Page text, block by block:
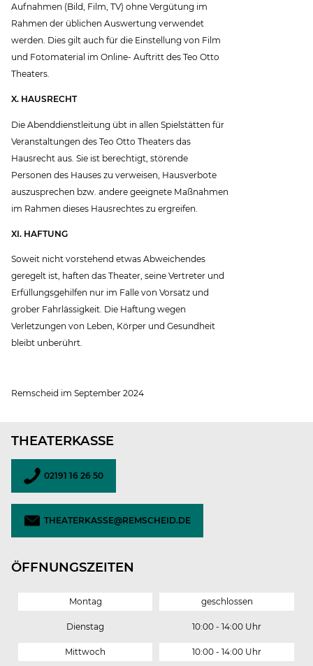
Aufnahmen (Bild, Film, TV) ohne Vergütung im
Rahmen der üblichen Auswertung verwendet
werden. Dies gilt auch für die Einstellung von Film
und Fotomaterial im Online- Auftritt des Teo Otto
Theaters.
X. HAUSRECHT
Die Abenddienstleitung übt in allen Spielstätten für
Veranstaltungen des Teo Otto Theaters das
Hausrecht aus. Sie ist berechtigt, störende
Personen des Hauses zu verweisen, Hausverbote
auszusprechen bzw. andere geeignete Maßnahmen
im Rahmen dieses Hausrechtes zu ergreifen.
XI. HAFTUNG
Soweit nicht vorstehend etwas Abweichendes
geregelt ist, haften das Theater, seine Vertreter und
Erfüllungsgehilfen nur im Falle von Vorsatz und
grober Fahrlässigkeit. Die Haftung wegen
Verletzungen von Leben, Körper und Gesundheit
bleibt unberührt.
Remscheid im September 2024
THEATERKASSE
02191 16 26 50
THEATERKASSE@REMSCHEID.DE
ÖFFNUNGSZEITEN
Montag geschlossen
Dienstag 10:00 - 14:00 Uhr
Mittwoch 10:00 - 14:00 Uhr